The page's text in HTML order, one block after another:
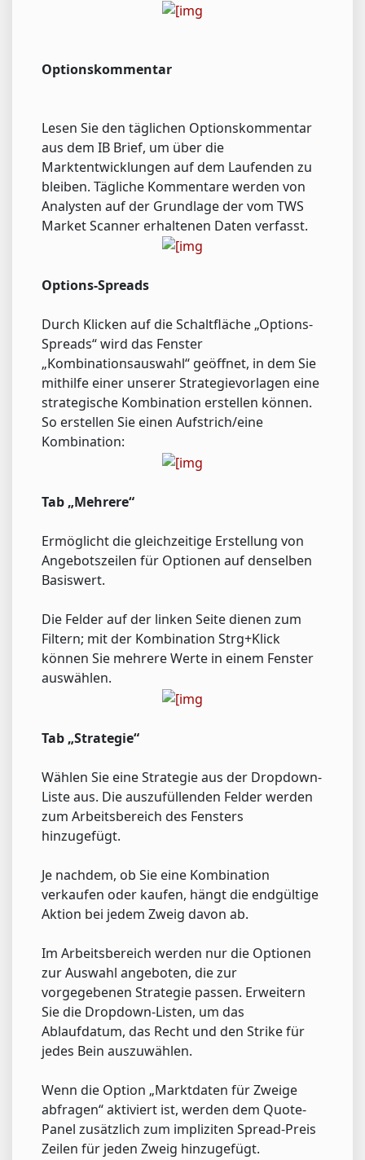
Optionskommentar
Lesen Sie den täglichen Optionskommentar
aus dem IB Brief, um über die
Marktentwicklungen auf dem Laufenden zu
bleiben. Tägliche Kommentare werden von
Analysten auf der Grundlage der vom TWS
Market Scanner erhaltenen Daten verfasst.
Options-Spreads
Durch Klicken auf die Schaltfläche „Options-
Spreads“ wird das Fenster
„Kombinationsauswahl“ geöffnet, in dem Sie
mithilfe einer unserer Strategievorlagen eine
strategische Kombination erstellen können.
So erstellen Sie einen Aufstrich/eine
Kombination:
Tab „Mehrere“
Ermöglicht die gleichzeitige Erstellung von
Angebotszeilen für Optionen auf denselben
Basiswert.
Die Felder auf der linken Seite dienen zum
Filtern; mit der Kombination Strg+Klick
können Sie mehrere Werte in einem Fenster
auswählen.
Tab „Strategie“
Wählen Sie eine Strategie aus der Dropdown-
Liste aus. Die auszufüllenden Felder werden
zum Arbeitsbereich des Fensters
hinzugefügt.
Je nachdem, ob Sie eine Kombination
verkaufen oder kaufen, hängt die endgültige
Aktion bei jedem Zweig davon ab.
Im Arbeitsbereich werden nur die Optionen
zur Auswahl angeboten, die zur
vorgegebenen Strategie passen. Erweitern
Sie die Dropdown-Listen, um das
Ablaufdatum, das Recht und den Strike für
jedes Bein auszuwählen.
Wenn die Option „Marktdaten für Zweige
abfragen“ aktiviert ist, werden dem Quote-
Panel zusätzlich zum impliziten Spread-Preis
Zeilen für jeden Zweig hinzugefügt.